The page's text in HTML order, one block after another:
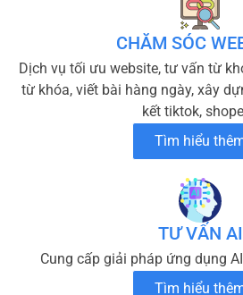
CHĂM SÓC
Dịch vụ tối ưu website, tư vấn từ
từ khóa, viết bài hàng ngày, xây
kết tiktok,
Tìm hiểu
TƯ VẤN AI
Cung cấp giải pháp ứng dụng
Tìm hiểu